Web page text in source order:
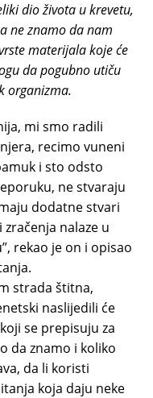
dio života u krevetu,
ne znamo da nam
materijala koje će
da pogubno utiču
organizma.
mi smo radili
recimo vuneni
i sto odsto
ne stvaraju
dodatne stvari
nalaze u
rekao je on i opisao
strada štitna,
naslijedili će
se prepisuju za
da znamo i koliko
da li koristi
koja daju neke